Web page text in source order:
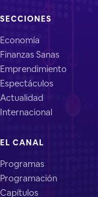
SECCIONES
Economía
Finanzas Sanas
Emprendimiento
Espectáculos
Actualidad
Internacional
EL CANAL
Programas
Programación
Capítulos